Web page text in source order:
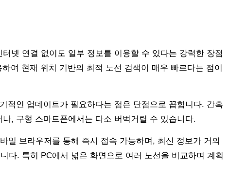
넷 연결 없이도 일부 정보를 이용할 수 있다는 강력한 장점
여 현재 위치 기반의 최적 노선 검색이 매우 빠르다는 점이
적인 업데이트가 필요하다는 점은 단점으로 꼽힙니다. 간혹
, 구형 스마트폰에서는 다소 버벅거릴 수 있습니다.
일 브라우저를 통해 즉시 접속 가능하며, 최신 정보가 거의
다. 특히 PC에서 넓은 화면으로 여러 노선을 비교하며 계획